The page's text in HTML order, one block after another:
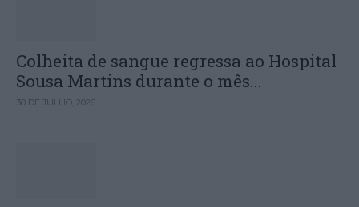
Colheita de sangue regressa ao Hospital
Sousa Martins durante o mês...
30 DE JULHO, 2026